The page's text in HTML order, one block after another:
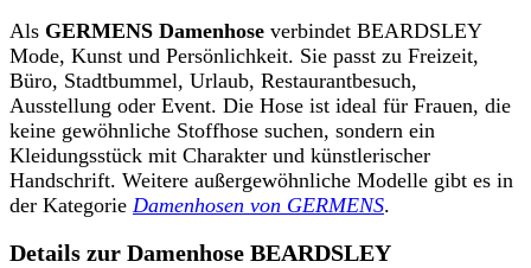
Als GERMENS Damenhose verbindet BEARDSLEY
Mode, Kunst und Persönlichkeit. Sie passt zu Freizeit,
Büro, Stadtbummel, Urlaub, Restaurantbesuch,
Ausstellung oder Event. Die Hose ist ideal für Frauen, die
keine gewöhnliche Stoffhose suchen, sondern ein
Kleidungsstück mit Charakter und künstlerischer
Handschrift. Weitere außergewöhnliche Modelle gibt es in
der Kategorie Damenhosen von GERMENS.
Details zur Damenhose BEARDSLEY